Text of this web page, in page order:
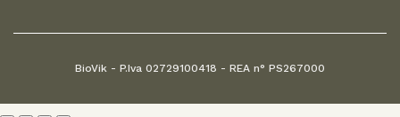
BioVik - P.Iva 02729100418 - REA n° PS267000